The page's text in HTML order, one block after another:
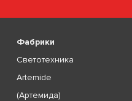
Фабрики
Светотехника
Artemide
(Артемида)